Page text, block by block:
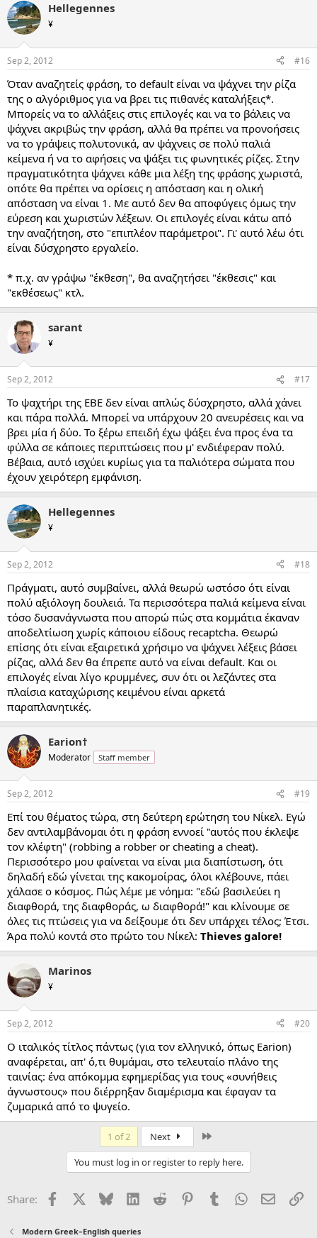
Hellegennes
¥
Sep 2, 2012 #16
Όταν αναζητείς φράση, το default είναι να ψάχνει την ρίζα
της ο αλγόριθμος για να βρει τις πιθανές καταλήξεις*.
Μπορείς να το αλλάξεις στις επιλογές και να το βάλεις να
ψάχνει ακριβώς την φράση, αλλά θα πρέπει να προνοήσεις
να το γράψεις πολυτονικά, αν ψάχνεις σε πολύ παλιά
κείμενα ή να το αφήσεις να ψάξει τις φωνητικές ρίζες. Στην
πραγματικότητα ψάχνει κάθε μια λέξη της φράσης χωριστά,
οπότε θα πρέπει να ορίσεις η απόσταση και η ολική
απόσταση να είναι 1. Με αυτό δεν θα αποφύγεις όμως την
εύρεση και χωριστών λέξεων. Οι επιλογές είναι κάτω από
την αναζήτηση, στο "επιπλέον παράμετροι". Γι' αυτό λέω ότι
είναι δύσχρηστο εργαλείο.
* π.χ. αν γράψω "έκθεση", θα αναζητήσει "έκθεσις" και
"εκθέσεως" κτλ.
sarant
¥
Sep 2, 2012 #17
Το ψαχτήρι της ΕΒΕ δεν είναι απλώς δύσχρηστο, αλλά χάνει
και πάρα πολλά. Μπορεί να υπάρχουν 20 ανευρέσεις και να
βρει μία ή δύο. Το ξέρω επειδή έχω ψάξει ένα προς ένα τα
φύλλα σε κάποιες περιπτώσεις που μ' ενδιέφεραν πολύ.
Βέβαια, αυτό ισχύει κυρίως για τα παλιότερα σώματα που
έχουν χειρότερη εμφάνιση.
Hellegennes
¥
Sep 2, 2012 #18
Πράγματι, αυτό συμβαίνει, αλλά θεωρώ ωστόσο ότι είναι
πολύ αξιόλογη δουλειά. Τα περισσότερα παλιά κείμενα είναι
τόσο δυσανάγνωστα που απορώ πώς στα κομμάτια έκαναν
αποδελτίωση χωρίς κάποιου είδους recaptcha. Θεωρώ
επίσης ότι είναι εξαιρετικά χρήσιμο να ψάχνει λέξεις βάσει
ρίζας, αλλά δεν θα έπρεπε αυτό να είναι default. Και οι
επιλογές είναι λίγο κρυμμένες, συν ότι οι λεζάντες στα
πλαίσια καταχώρισης κειμένου είναι αρκετά
παραπλανητικές.
Earion†
Moderator Staff member
Sep 2, 2012 #19
Επί του θέματος τώρα, στη δεύτερη ερώτηση του Νίκελ. Εγώ
δεν αντιλαμβάνομαι ότι η φράση εννοεί "αυτός που έκλεψε
τον κλέφτη" (robbing a robber or cheating a cheat).
Περισσότερο μου φαίνεται να είναι μια διαπίστωση, ότι
δηλαδή εδώ γίνεται της κακομοίρας, όλοι κλέβουνε, πάει
χάλασε ο κόσμος. Πώς λέμε με νόημα: "εδώ βασιλεύει η
διαφθορά, της διαφθοράς, ω διαφθορά!" και κλίνουμε σε
όλες τις πτώσεις για να δείξουμε ότι δεν υπάρχει τέλος; Έτσι.
Άρα πολύ κοντά στο πρώτο του Νίκελ: Thieves galore!
Marinos
¥
Sep 2, 2012 #20
Ο ιταλικός τίτλος πάντως (για τον ελληνικό, όπως Earion)
αναφέρεται, απ' ό,τι θυμάμαι, στο τελευταίο πλάνο της
ταινίας: ένα απόκομμα εφημερίδας για τους «συνήθεις
άγνωστους» που διέρρηξαν διαμέρισμα και έφαγαν τα
ζυμαρικά από το ψυγείο.
1 of 2 Next
You must log in or register to reply here.
Share: Facebook Bluesky LinkedInReddit PinterestTumblrWhatsApp
Email
Modern Greek–English queries